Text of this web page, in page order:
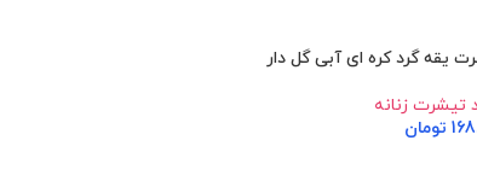
یقه گرد کره ای آبی گل دار
تیشرت زنانه
تومان